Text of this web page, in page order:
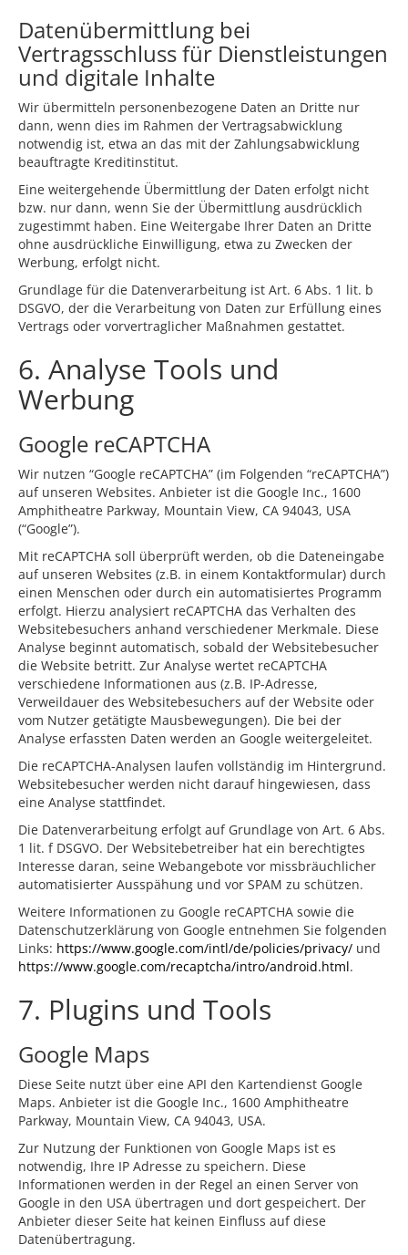
Datenübermittlung bei
Vertragsschluss für Dienstleistungen
und digitale Inhalte
Wir übermitteln personenbezogene Daten an Dritte nur
dann, wenn dies im Rahmen der Vertragsabwicklung
notwendig ist, etwa an das mit der Zahlungsabwicklung
beauftragte Kreditinstitut.
Eine weitergehende Übermittlung der Daten erfolgt nicht
bzw. nur dann, wenn Sie der Übermittlung ausdrücklich
zugestimmt haben. Eine Weitergabe Ihrer Daten an Dritte
ohne ausdrückliche Einwilligung, etwa zu Zwecken der
Werbung, erfolgt nicht.
Grundlage für die Datenverarbeitung ist Art. 6 Abs. 1 lit. b
DSGVO, der die Verarbeitung von Daten zur Erfüllung eines
Vertrags oder vorvertraglicher Maßnahmen gestattet.
6. Analyse Tools und
Werbung
Google reCAPTCHA
Wir nutzen “Google reCAPTCHA” (im Folgenden “reCAPTCHA”)
auf unseren Websites. Anbieter ist die Google Inc., 1600
Amphitheatre Parkway, Mountain View, CA 94043, USA
(“Google”).
Mit reCAPTCHA soll überprüft werden, ob die Dateneingabe
auf unseren Websites (z.B. in einem Kontaktformular) durch
einen Menschen oder durch ein automatisiertes Programm
erfolgt. Hierzu analysiert reCAPTCHA das Verhalten des
Websitebesuchers anhand verschiedener Merkmale. Diese
Analyse beginnt automatisch, sobald der Websitebesucher
die Website betritt. Zur Analyse wertet reCAPTCHA
verschiedene Informationen aus (z.B. IP-Adresse,
Verweildauer des Websitebesuchers auf der Website oder
vom Nutzer getätigte Mausbewegungen). Die bei der
Analyse erfassten Daten werden an Google weitergeleitet.
Die reCAPTCHA-Analysen laufen vollständig im Hintergrund.
Websitebesucher werden nicht darauf hingewiesen, dass
eine Analyse stattfindet.
Die Datenverarbeitung erfolgt auf Grundlage von Art. 6 Abs.
1 lit. f DSGVO. Der Websitebetreiber hat ein berechtigtes
Interesse daran, seine Webangebote vor missbräuchlicher
automatisierter Ausspähung und vor SPAM zu schützen.
Weitere Informationen zu Google reCAPTCHA sowie die
Datenschutzerklärung von Google entnehmen Sie folgenden
Links: https://www.google.com/intl/de/policies/privacy/ und
https://www.google.com/recaptcha/intro/android.html.
7. Plugins und Tools
Google Maps
Diese Seite nutzt über eine API den Kartendienst Google
Maps. Anbieter ist die Google Inc., 1600 Amphitheatre
Parkway, Mountain View, CA 94043, USA.
Zur Nutzung der Funktionen von Google Maps ist es
notwendig, Ihre IP Adresse zu speichern. Diese
Informationen werden in der Regel an einen Server von
Google in den USA übertragen und dort gespeichert. Der
Anbieter dieser Seite hat keinen Einfluss auf diese
Datenübertragung.